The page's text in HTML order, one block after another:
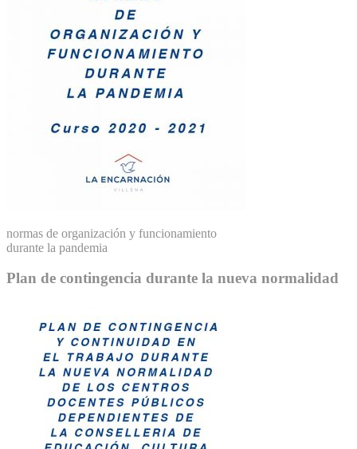
normas de organización y funcionamiento
durante la pandemia
Plan de contingencia durante la nueva normalidad